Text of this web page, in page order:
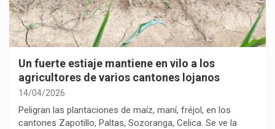
Un fuerte estiaje mantiene en vilo a los
agricultores de varios cantones lojanos
14/04/2026
Peligran las plantaciones de maíz, maní, fréjol, en los
cantones Zapotillo, Paltas, Sozoranga, Celica. Se ve la